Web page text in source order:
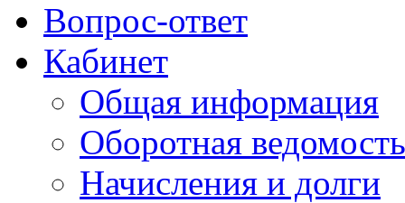
Вопрос-ответ
Кабинет
Общая информация
Оборотная ведомость
Начисления и долги